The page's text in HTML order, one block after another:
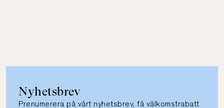
Nyhetsbrev
Prenumerera på vårt nyhetsbrev, få välkomstrabatt